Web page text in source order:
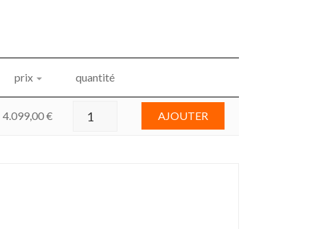
prix quantité
4.099,00€ AJOUTER